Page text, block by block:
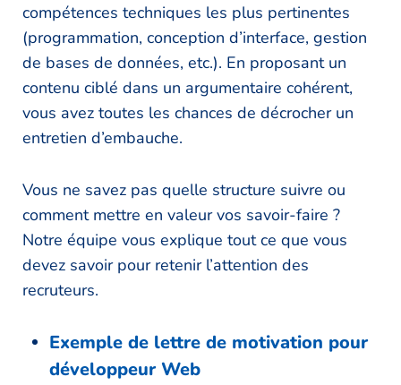
compétences techniques les plus pertinentes
(programmation, conception d’interface, gestion
de bases de données, etc.). En proposant un
contenu ciblé dans un argumentaire cohérent,
vous avez toutes les chances de décrocher un
entretien d’embauche.
Vous ne savez pas quelle structure suivre ou
comment mettre en valeur vos savoir-faire ?
Notre équipe vous explique tout ce que vous
devez savoir pour retenir l’attention des
recruteurs.
Exemple de lettre de motivation pour
développeur Web